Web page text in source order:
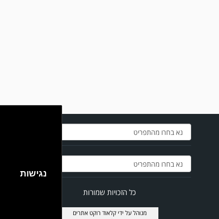
כל הזכויות שמורות
מנוהל על ידיקלאוד רוקט אתרים
נגישות